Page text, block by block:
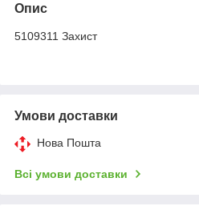
Опис
5109311 Захист
Умови доставки
Нова Пошта
Всі умови доставки